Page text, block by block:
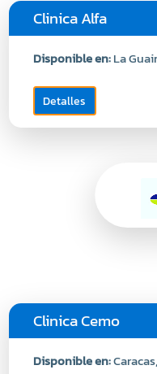
Clinica Alfa
Disponible en:La
Detalles
Clinica Cemo
Disponible en: